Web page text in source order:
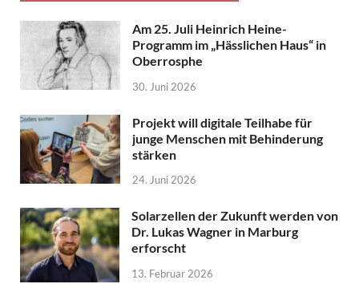
Am 25. Juli Heinrich Heine-
Programm im „Hässlichen Haus“ in
Oberrosphe
30. Juni 2026
Projekt will digitale Teilhabe für
junge Menschen mit Behinderung
stärken
24. Juni 2026
Solarzellen der Zukunft werden von
Dr. Lukas Wagner in Marburg
erforscht
13. Februar 2026